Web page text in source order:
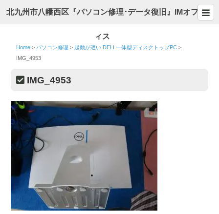
北九州市八幡西区『パソコン修理･データ復旧』IMオフ
ィス
Home > パソコン修理 >起動が遅い DELL一体型ディスクトップPC >
IMG_4953
IMG_4953